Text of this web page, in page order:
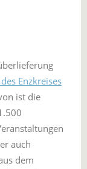
Enzkreises
ist die
auch
dem